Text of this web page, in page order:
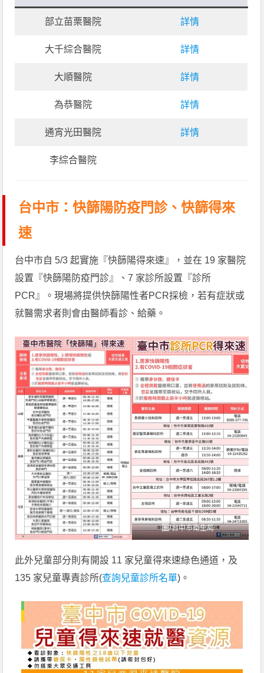
部立苗栗醫院 詳情
大千綜合醫院 詳情
大順醫院 詳情
為恭醫院 詳情
通宵光田醫院 詳情
李綜合醫院
台中市：快篩陽防疫門診、快篩得來
速
台中市自 5/3 起實施『快篩陽得來速』，並在 19 家醫院
設置『快篩陽防疫門診』、7 家診所設置『診所
PCR』。現場將提供快篩陽性者PCR採檢，若有症狀或
就醫需求者則會由醫師看診、給藥。
圖/台中市衛生局
此外兒童部分則有開設 11 家兒童得來速綠色通道，及
135 家兒童專責診所(查詢兒童診所名單)。